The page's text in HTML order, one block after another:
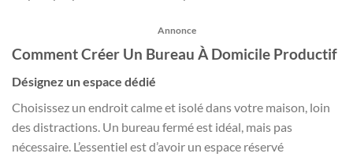
Annonce
Comment Créer Un Bureau À Domicile Productif
Désignez un espace dédié
Choisissez un endroit calme et isolé dans votre maison, loin
des distractions. Un bureau fermé est idéal, mais pas
nécessaire. L’essentiel est d’avoir un espace réservé